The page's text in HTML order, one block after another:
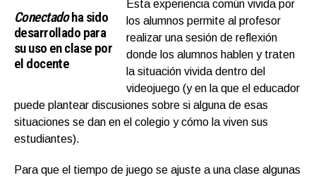
Conectadoha sido
desarrollado para
su uso en clase por
el docente
Esta experiencia común vivida por
los alumnos permite al profesor
realizar una sesión de reflexión
donde los alumnos hablen y traten
la situación vivida dentro del
videojuego (y en la que el educador
puede plantear discusiones sobre si alguna de esas
situaciones se dan en el colegio y cómo la viven sus
estudiantes).
Para que el tiempo de juego se ajuste a una clase algunas